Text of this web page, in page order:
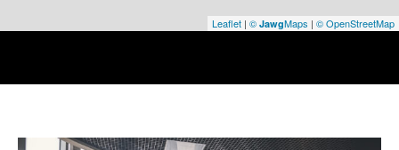
Leaflet | © JawgMaps | © OpenStreetMap